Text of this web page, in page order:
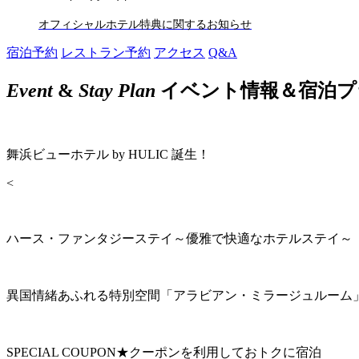
オフィシャルホテル特典に関するお知らせ
宿泊予約 レストラン予約 アクセス Q&A
Event& Stay Plan イベント情報＆宿泊
舞浜ビューホテル by HULIC 誕生！
<
ハース・ファンタジーステイ～優雅で快適なホテルステイ～
異国情緒あふれる特別空間「アラビアン・ミラージュルーム
SPECIAL COUPON★クーポンを利用しておトクに宿泊